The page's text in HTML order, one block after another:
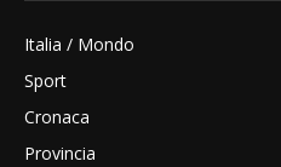
Italia / Mondo
Sport
Cronaca
Provincia